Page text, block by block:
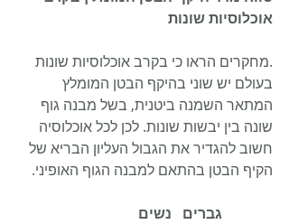
אוכלוסיות שונות
.מחקרים הראו כי בקרב אוכלוסיות שונות
בעולם יש שוני בהיקף הבטן המומלץ
המתאר השמנה ביטנית, בשל מבנה גוף
שונה בין יבשות שונות. לכן לכל אוכלוסיה
חשוב להגדיר את הגבול העליון הבריא של
הקיף הבטן בהתאם למבנה הגוף האופיני.